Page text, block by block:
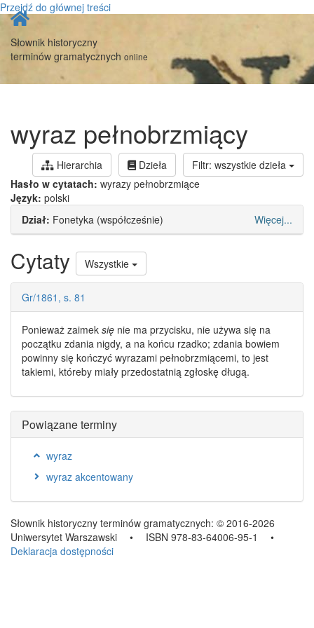
Przejdź do głównej treści
Strona
Słownik historyczny
terminów gramatycznych online
wyraz pełnobrzmiący
Hierarchia Dzieła
Filtr: wszystkie dzieła
Hasło w cytatach: wyrazy pełnobrzmiące
Język: polski
Dział: Fonetyka (współcześnie) Więcej...
Cytaty Wszystkie
Gr/1861, s. 81
Ponieważ zaimek się nie ma przycisku, nie używa się na
początku zdania nigdy, a na końcu rzadko; zdania bowiem
powinny się kończyć wyrazami pełnobrzmiącemi, to jest
takiemi, któreby miały przedostatnią zgłoskę długą.
Powiązane terminy
wyraz
wyraz akcentowany
Słownik historyczny terminów gramatycznych: © 2016-2026
Uniwersytet Warszawski
• ISBN 978-83-64006-95-1
•
Deklaracja dostępności